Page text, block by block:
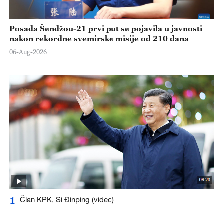
Posada Šendžou-21 prvi put se pojavila u javnosti
nakon rekordne svemirske misije od 210 dana
06-Aug-2026
1 Član KPK, Si Đinping (video)